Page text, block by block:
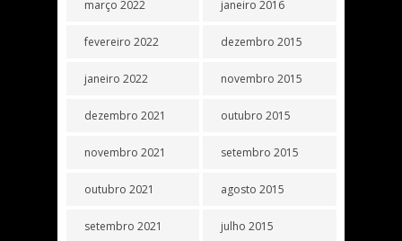
março 2022
fevereiro 2022
janeiro 2022
dezembro 2021
novembro 2021
outubro 2021
setembro 2021
janeiro 2016
dezembro 2015
novembro 2015
outubro 2015
setembro 2015
agosto 2015
julho 2015